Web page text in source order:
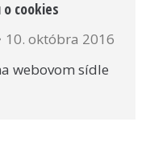
cookies
10. októbra 2016
webovom sídle